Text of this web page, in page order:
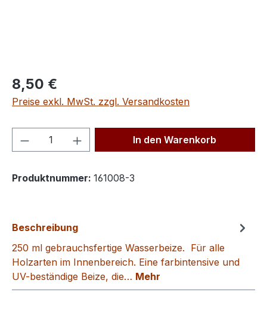
Regulärer Preis:
8,50 €
Preise exkl. MwSt. zzgl. Versandkosten
Produkt Anzahl: Gib denIn den Warenkorb
Produktnummer: 161008-3
Beschreibung
250 ml gebrauchsfertige Wasserbeize. Für alle
Holzarten im Innenbereich. Eine farbintensive und
UV-beständige Beize, die… Mehr